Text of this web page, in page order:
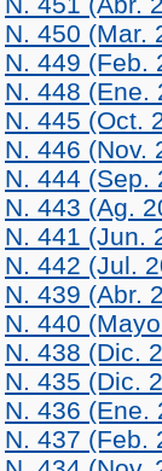
N. 450 (Mar.
N. 449 (Feb.
N. 448 (Ene.
N. 445 (Oct.
N. 446 (Nov.
N. 444 (Sep.
N. 443 (Ag.
N. 441 (Jun.
N. 442 (Jul.
N. 439 (Abr.
N. 440
N. 438 (Dic.
N. 435 (Dic.
N. 436 (Ene.
N. 437 (Feb.